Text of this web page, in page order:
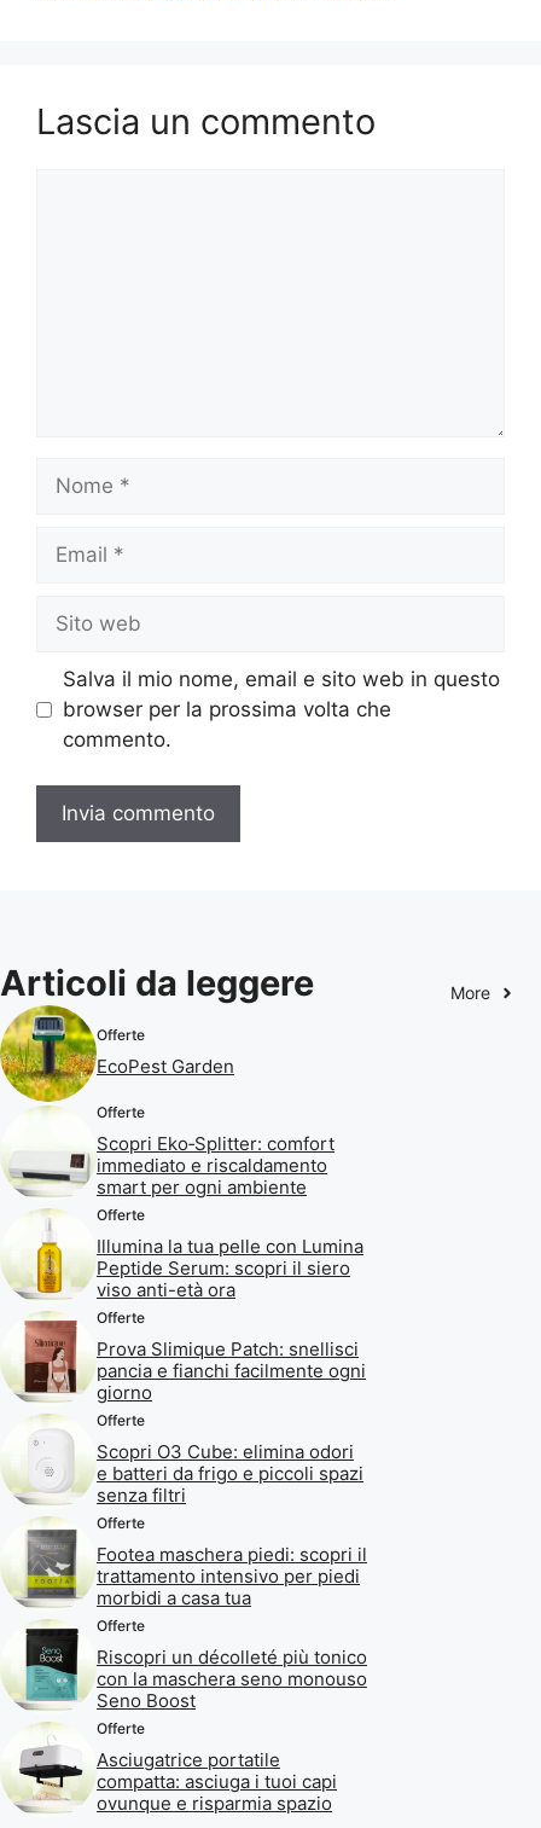
Lascia un commento
web
Salva il mio nome, email e sito web in questo
browser per la prossima volta che
commento.
Articoli da leggere More
Offerte
EcoPest Garden
Offerte
Scopri Eko‑Splitter: comfort
immediato e riscaldamento
smart per ogni ambiente
Offerte
Illumina la tua pelle con Lumina
Peptide Serum: scopri il siero
viso anti-età ora
Offerte
Prova Slimique Patch: snellisci
pancia e fianchi facilmente ogni
giorno
Offerte
Scopri O3 Cube: elimina odori
e batteri da frigo e piccoli spazi
senza filtri
Offerte
Footea maschera piedi: scopri il
trattamento intensivo per piedi
morbidi a casa tua
Offerte
Riscopri un décolleté più tonico
con la maschera seno monouso
Seno Boost
Offerte
Asciugatrice portatile
compatta: asciuga i tuoi capi
ovunque e risparmia spazio